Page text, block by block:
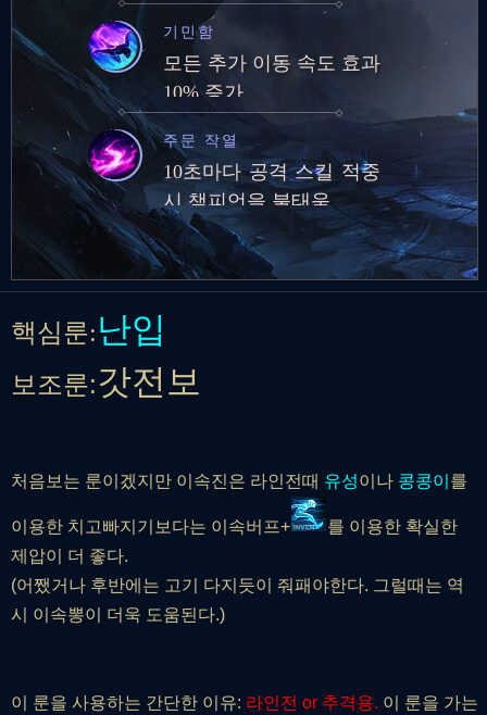
적으로 25만큼 증가합니
다. (최대 마나량: 250)최
대 마나량 250에 도달하
면 5초마다 잃은 마나의
1%를 회복합니다.
기민함
모든 추가 이동 속도 효과
10% 증가
주문 작열
10초마다 공격 스킬 적중
시 챔피언을 불태움
핵심룬:난입
보조룬:갓전보
처음보는 룬이겠지만 이속진은 라인전때 유성이나 콩콩이 를
이용한 치고빠지기보다는 이속버프+
를 이용한 확실한
제압이 더 좋다.
(어쨌거나 후반에는 고기 다지듯이 줘패야한다. 그럴때는 역
시 이속뽕이 더욱 도움된다.)
이 룬을 사용하는 간단한 이유: 라인전 or 추격용. 이 룬을 가는